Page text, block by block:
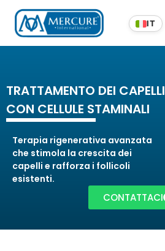
TRATTAMENTO DEI CAPELLI
CON CELLULE STAMINALI
Terapia rigenerativa avanzata
che stimola la crescita dei
capelli e rafforza i follicoli
esistenti.
CONTATTACI